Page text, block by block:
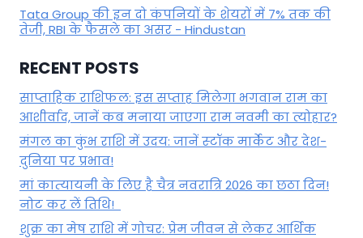
Tata Group की इन दो कंपनियों के शेयरों में 7% तक की
तेजी, RBI के फैसले का असर - Hindustan
RECENT POSTS
साप्ताहिक राशिफल: इस सप्ताह मिलेगा भगवान राम का
आशीर्वाद, जानें कब मनाया जाएगा राम नवमी का त्योहार?
मंगल का कुंभ राशि में उदय: जानें स्‍टॉक मार्केट और देश-
दुनिया पर प्रभाव!
मां कात्‍यायनी के लिए है चैत्र नवरात्रि 2026 का छठा दिन!
नोट कर लें तिथि!
शुक्र का मेष राशि में गोचर: प्रेम जीवन से लेकर आर्थिक